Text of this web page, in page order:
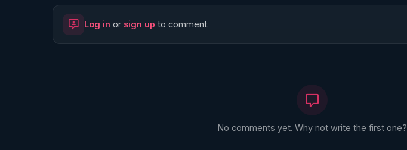
http://rgnr.li/ymag
Log in or sign up to comment.
No comments yet. Why not write the first one?